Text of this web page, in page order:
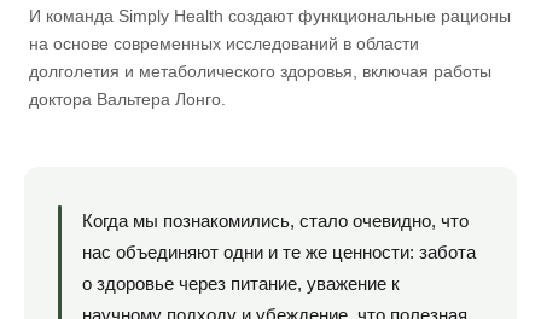
И команда Simply Health создают функциональные рационы
на основе современных исследований в области
долголетия и метаболического здоровья, включая работы
доктора Вальтера Лонго.
Когда мы познакомились, стало очевидно, что
нас объединяют одни и те же ценности: забота
о здоровье через питание, уважение к